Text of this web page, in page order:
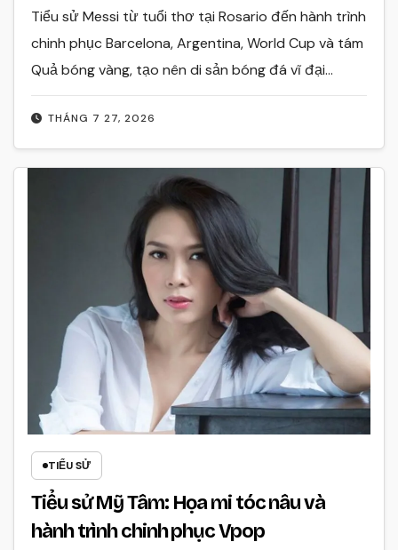
THÁNG 7 27, 2026
Tiểu sử Messi từ tuổi thơ tại Rosario đến hành trình
chinh phục Barcelona, Argentina, World Cup và tám
Quả bóng vàng, tạo nên di sản bóng đá vĩ đại…
TIỂU SỬ
Tiểu sử Mỹ Tâm: Họa mi tóc nâu và
hành trình chinh phục Vpop